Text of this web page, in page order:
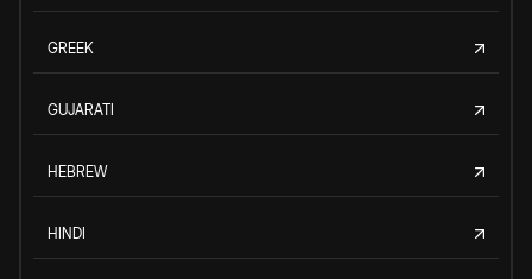
GREEK
GUJARATI
HEBREW
HINDI